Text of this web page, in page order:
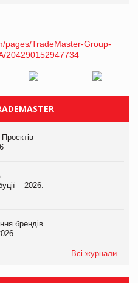
– 2026.
брендів
Всі журнали